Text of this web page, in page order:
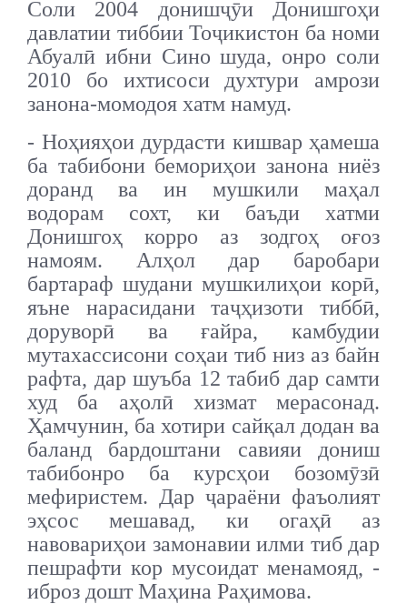
Соли 2004 донишҷӯи Донишгоҳи
давлатии тиббии Тоҷикистон ба номи
Абуалӣ ибни Сино шуда, онро соли
2010 бо ихтисоси духтури амрози
занона-момодоя хатм намуд.
- Ноҳияҳои дурдасти кишвар ҳамеша
ба табибони бемориҳои занона ниёз
доранд ва ин мушкили маҳал
водорам сохт, ки баъди хатми
Донишгоҳ корро аз зодгоҳ оғоз
намоям. Алҳол дар баробари
бартараф шудани мушкилиҳои корӣ,
яъне нарасидани таҷҳизоти тиббӣ,
доруворӣ ва ғайра, камбудии
мутахассисони соҳаи тиб низ аз байн
рафта, дар шуъба 12 табиб дар самти
худ ба аҳолӣ хизмат мерасонад.
Ҳамчунин, ба хотири сайқал додан ва
баланд бардоштани савияи дониш
табибонро ба курсҳои бозомӯзӣ
мефиристем. Дар ҷараёни фаъолият
эҳсос мешавад, ки огаҳӣ аз
навовариҳои замонавии илми тиб дар
пешрафти кор мусоидат менамояд, -
иброз дошт Маҳина Раҳимова.